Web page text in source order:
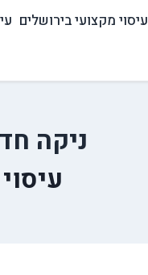
עיסוי מקצועי בירושלים
ניקה